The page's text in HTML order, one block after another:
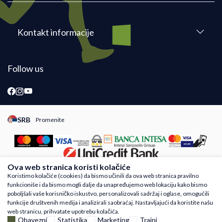
Kontakt informacije
Follow us
SRB Promenite
Promeni instancu sajta, posetite sajtove za druge zemlje
Nastojimo da budemo što precizniji u opisu proizvoda, prikazu slika i samih cena,
ali ne možemo garantovati da su sve informacije kompletne i bez grešaka. Svi
artikli prikazani na sajtu su deo naše ponude i ne podrazumeva da su dostupni u
svakom trenutku. Raspoloživost robe možete proveriti besplatnim pozivom Call
Ova web stranica koristi kolačiće
Koristimo kolačiće (cookies) da bismo učinili da ova web stranica pravilno
funkcioniše i da bismo mogli dalje da unapređujemo web lokaciju kako bismo
poboljšali vaše korisničko iskustvo, personalizovali sadržaj i oglase, omogućili
funkcije društvenih medija i analizirali saobraćaj. Nastavljajući da koristite našu
web stranicu, prihvatate upotrebu kolačića.
Obavezni Statistika Marketing Trajni